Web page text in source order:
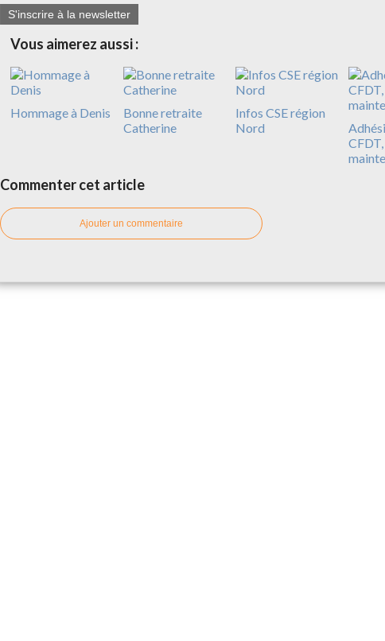
S'inscrire à la newsletter
Vous aimerez aussi :
Hommage à Denis
Bonne retraite
Catherine
Infos CSE région
Nord
Commenter cet article
Ajouter un commentaire